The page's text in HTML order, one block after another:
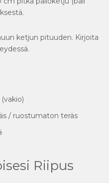
ketjun pituuden. Kirjoita
/ ruostumaton teräs
Riipus